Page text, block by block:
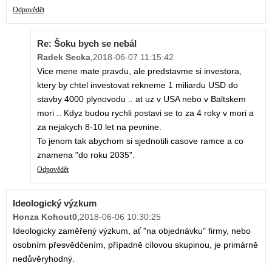
Odpovědět
Re: Šoku bych se nebál
Radek Secka,2018-06-07 11:15:42
Vice mene mate pravdu, ale predstavme si investora,
ktery by chtel investovat rekneme 1 miliardu USD do
stavby 4000 plynovodu .. at uz v USA nebo v Baltskem
mori .. Kdyz budou rychli postavi se to za 4 roky v mori a
za nejakych 8-10 let na pevnine.
To jenom tak abychom si sjednotili casove ramce a co
znamena "do roku 2035".
Odpovědět
Ideologický výzkum
Honza Kohout0,2018-06-06 10:30:25
Ideologicky zaměřený výzkum, ať "na objednávku" firmy, nebo
osobním přesvědčením, případně cílovou skupinou, je primárně
nedůvěryhodný.